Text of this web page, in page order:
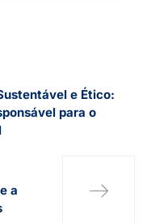
e Ético:
para o
a